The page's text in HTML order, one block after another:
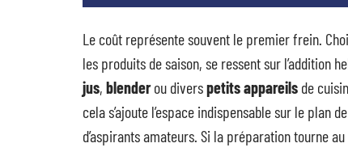
Le coût représente souvent le premier frein.
les produits de saison, se ressent sur l’addition
jus, blenderou diverspetits appareils de
cela s’ajoute l’espace indispensable sur le plan
d’aspirants amateurs. Si la préparation tourne au